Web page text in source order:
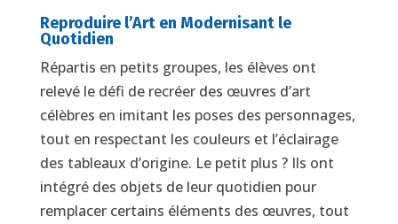
Reproduire l’Art en Modernisant le
Quotidien
Répartis en petits groupes, les élèves ont
relevé le défi de recréer des œuvres d’art
célèbres en imitant les poses des personnages,
tout en respectant les couleurs et l’éclairage
des tableaux d’origine. Le petit plus ? Ils ont
intégré des objets de leur quotidien pour
remplacer certains éléments des œuvres, tout